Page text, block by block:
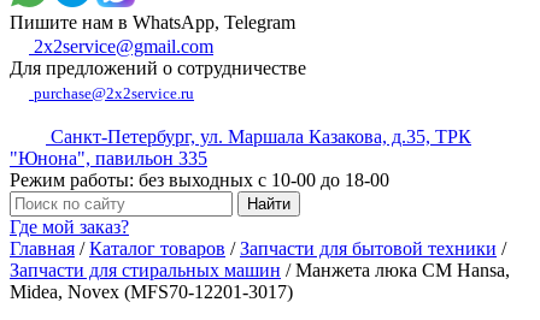
Пишите нам в WhatsApp, Telegram
2x2service@gmail.com
Для предложений о сотрудничестве
purchase@2x2service.ru
Санкт-Петербург, ул. Маршала Казакова, д.35, ТРК
"Юнона", павильон 335
Режим работы: без выходных с 10-00 до 18-00
Где мой заказ?
Главная /Каталог товаров /Запчасти для бытовой техники /
Запчасти для стиральных машин /Манжета люка СМ Hansa,
Midea, Novex (MFS70-12201-3017)